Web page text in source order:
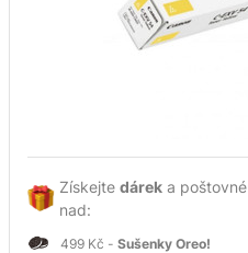
Získejte dárek a poštovné
nad:
499 Kč - Sušenky Oreo!